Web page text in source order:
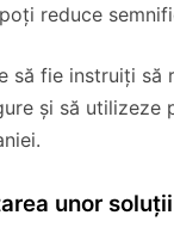
reduce
să fie instruiți să
și să
unor